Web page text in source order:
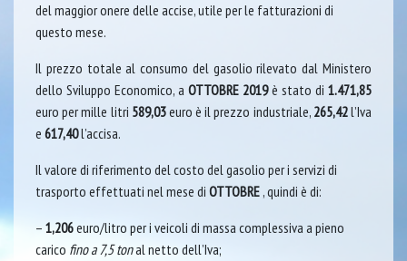
del maggior onere delle accise, utile per le fatturazioni di
questo mese.
Il prezzo totale al consumo del gasolio rilevato dal Ministero
dello Sviluppo Economico, a OTTOBRE 2019è stato di 1.471,85
euro per mille litri 589,03euro è il prezzo industriale, 265,42l’Iva
e 617,40l’accisa.
Il valore di riferimento del costo del gasolio per i servizi di
trasporto effettuati nel mese di OTTOBRE , quindi è di:
– 1,206euro/litro per i veicoli di massa complessiva a pieno
carico fino a 7,5 tonal netto dell’Iva;